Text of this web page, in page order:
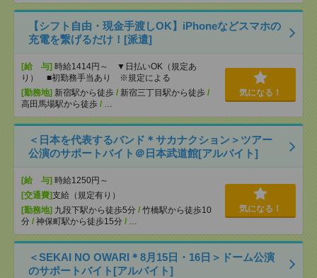
【シフト自由・現金手渡しOK】iPhoneなどスマホの
充電を繋げるだけ！[派遣]
[給 与] 時給1414円～ ▼日払いOK（規定あ
り） ■初勤務手当あり ※規定による
[勤務地] 新宿駅から徒歩 / 新宿三丁目駅から徒歩 /
高田馬場駅から徒歩 / …
気になる！
＜日本を代表するバンド＊サカナクション＞ツアー
公演のサポートバイト＠日本武道館[アルバイト]
[給 与] 時給1250円～
[交通費]支給（規定有り）
[勤務地] 九段下駅から徒歩5分 / 竹橋駅から徒歩10
分 / 神保町駅から徒歩15分 / …
気になる！
＜SEKAI NO OWARI＊8月15日・16日＞ドーム公演
のサポートバイト[アルバイト]